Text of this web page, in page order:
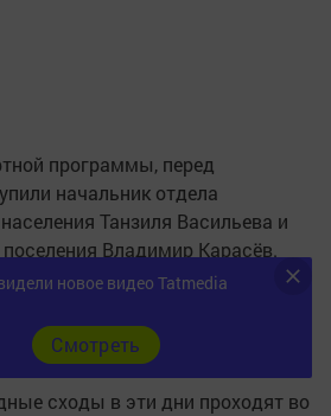
программы, перед
начальник отдела
Танзиля Васильева и
поселения Владимир Карасёв.
жители Коргузы, но и
их вопросы и
резолюцию
сходы в эти дни проходят во
новое видео Tatmedia
Cмотреть